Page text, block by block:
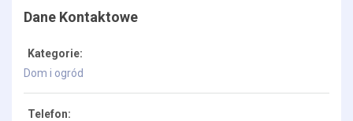
Dane Kontaktowe
Kategorie:
Dom i ogród
Telefon: